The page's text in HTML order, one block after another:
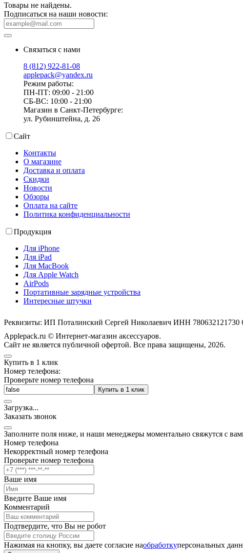
Товары не найдены.
Подписаться на наши новости:
Связаться с нами
8 (812) 922-81-08
applepack@yandex.ru
Режим работы:
ПН-ПТ: 09:00 - 21:00
СБ-ВС: 10:00 - 21:00
Магазин в Санкт-Петербурге:
ул. Рубинштейна, д. 26
Сайт
Контакты
О магазине
Доставка и оплата
Скидки
Новости
Обзоры
Оплата на сайте
Политика конфиденциальности
Продукция
Для iPhone
Для iPad
Для MacBook
Для Apple Watch
AirPods
Портативные зарядные устройства
Интересные штучки
Реквизиты: ИП Поталинский Сергей Николаевич ИНН
Applepack.ru © Интернет-магазин аксессуаров.
Cайт не является публичной офертой. Все права защищены, 2026.
Купить в 1 клик
Номер телефона:
Проверьте номер телефона
Купить в 1 клик
Загрузка...
Заказать звонок
Заполните поля ниже, и наши менеджеры моментально свяжутся с
Номер телефона
Некорректный номер телефона
Проверьте номер телефона
Ваше имя
Введите Ваше имя
Комментарий
Подтвердите, что Вы не робот
Нажимая на кнопку, вы даете согласие наобработкуперсональных